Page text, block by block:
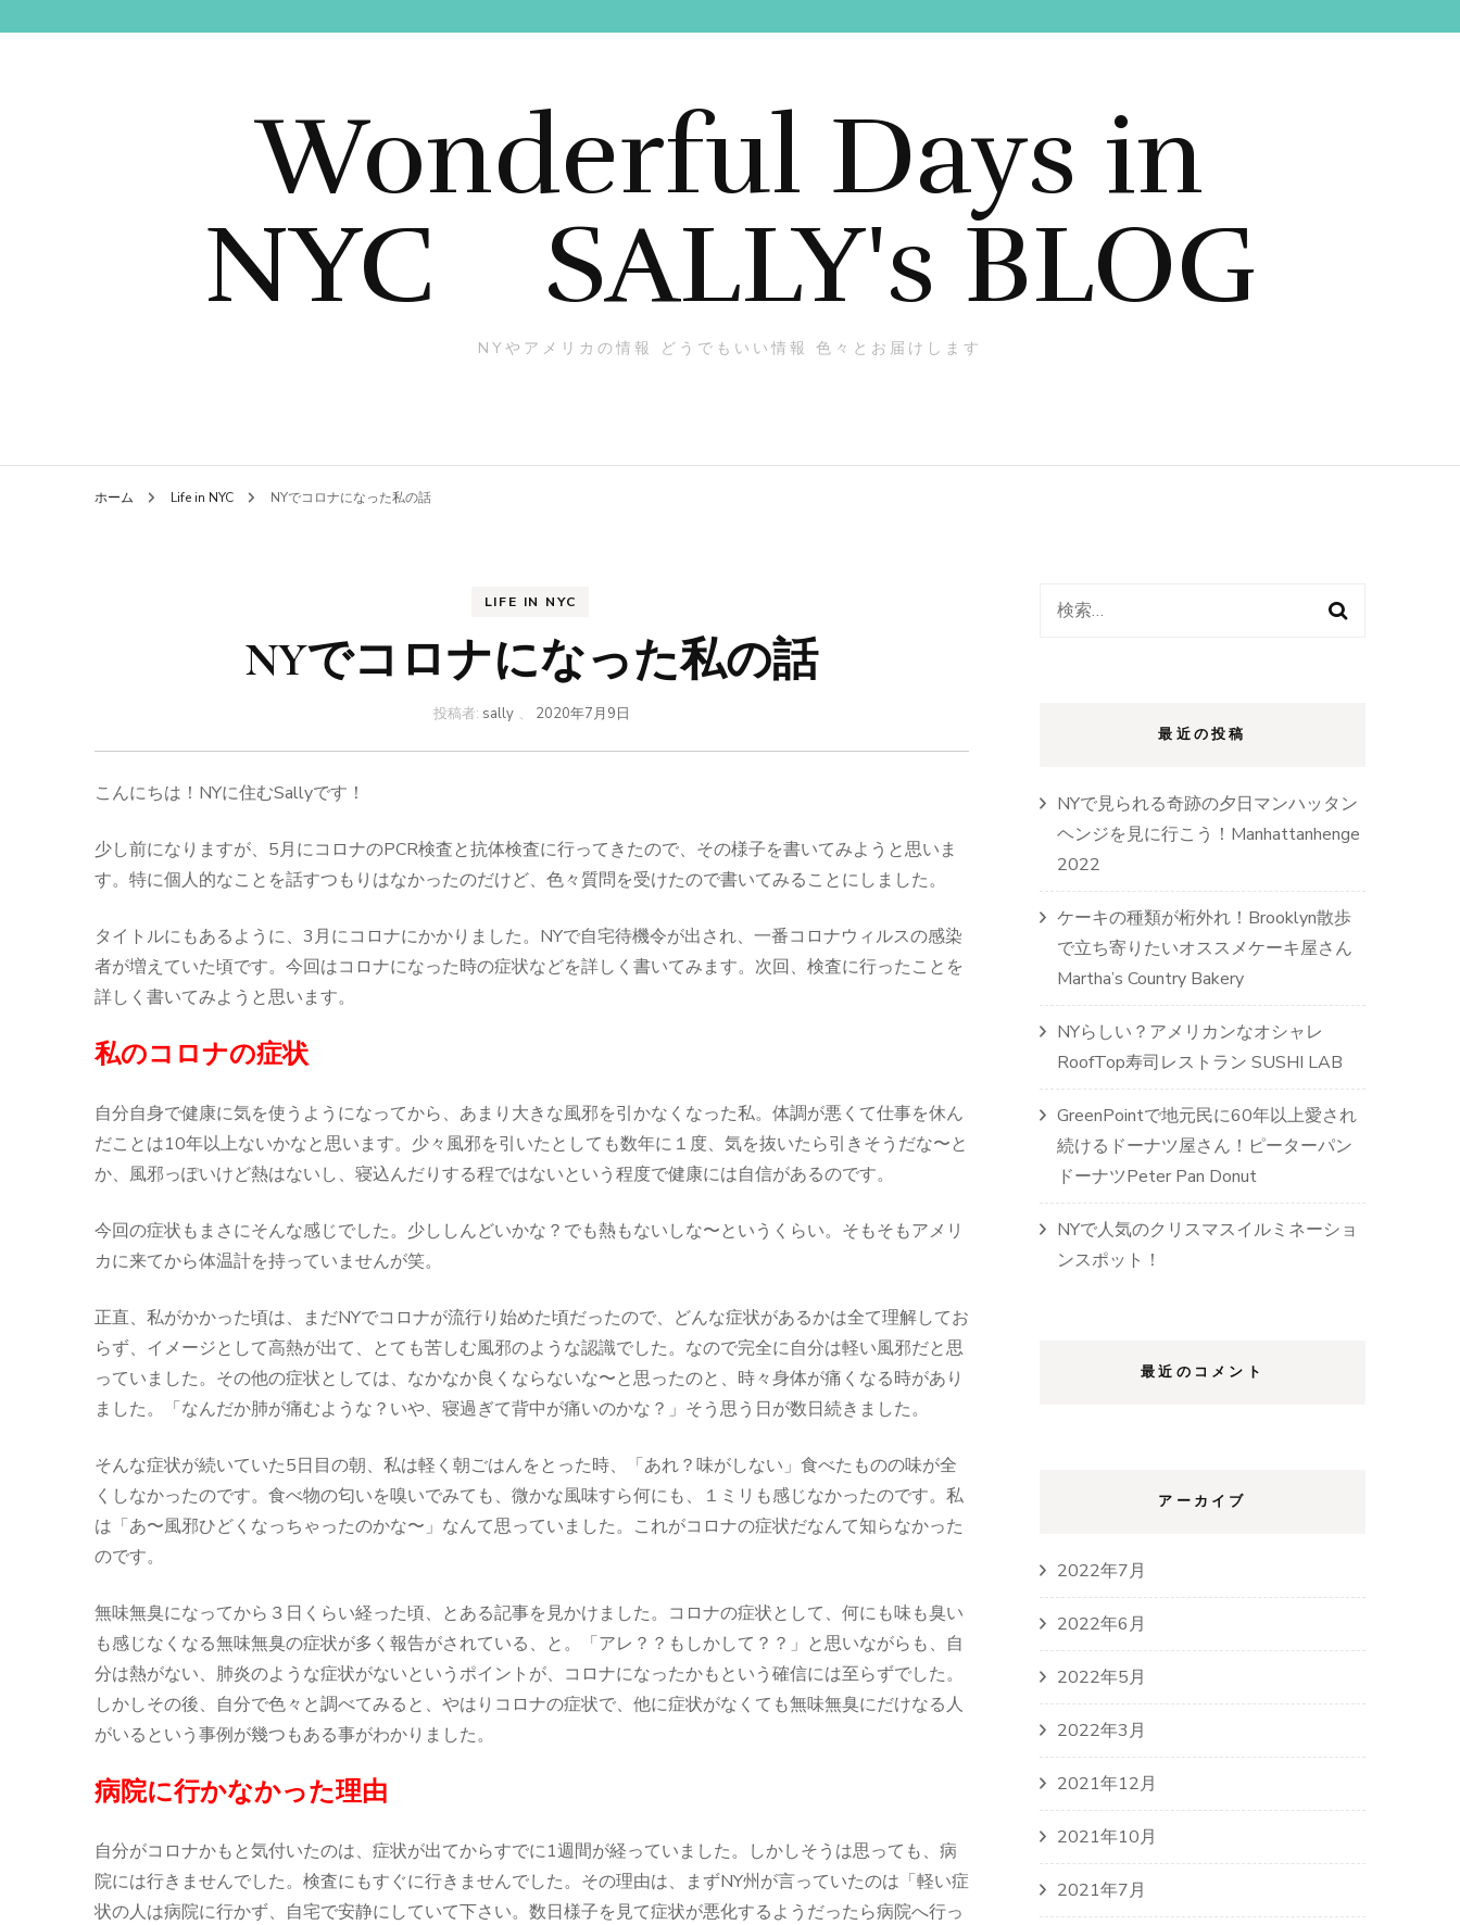
Wonderful Days in
NYC SALLY's BLOG
NYやアメリカの情報 どうでもいい情報 色々とお届けします
ホーム Life in NYC NYでコロナになった私の話
LIFE IN NYC
NYでコロナになった私の話
投稿者: sally 、 2020年7月9日
こんにちは！NYに住むSallyです！
少し前になりますが、5月にコロナのPCR検査と抗体検査に行ってきたので、その様子を書いてみようと思いま
す。特に個人的なことを話すつもりはなかったのだけど、色々質問を受けたので書いてみることにしました。
タイトルにもあるように、3月にコロナにかかりました。NYで自宅待機令が出され、一番コロナウィルスの感染
者が増えていた頃です。今回はコロナになった時の症状などを詳しく書いてみます。次回、検査に行ったことを
詳しく書いてみようと思います。
私のコロナの症状
自分自身で健康に気を使うようになってから、あまり大きな風邪を引かなくなった私。体調が悪くて仕事を休ん
だことは10年以上ないかなと思います。少々風邪を引いたとしても数年に１度、気を抜いたら引きそうだな〜と
か、風邪っぽいけど熱はないし、寝込んだりする程ではないという程度で健康には自信があるのです。
今回の症状もまさにそんな感じでした。少ししんどいかな？でも熱もないしな〜というくらい。そもそもアメリ
カに来てから体温計を持っていませんが笑。
正直、私がかかった頃は、まだNYでコロナが流行り始めた頃だったので、どんな症状があるかは全て理解してお
らず、イメージとして高熱が出て、とても苦しむ風邪のような認識でした。なので完全に自分は軽い風邪だと思
っていました。その他の症状としては、なかなか良くならないな〜と思ったのと、時々身体が痛くなる時があり
ました。「なんだか肺が痛むような？いや、寝過ぎて背中が痛いのかな？」そう思う日が数日続きました。
そんな症状が続いていた5日目の朝、私は軽く朝ごはんをとった時、「あれ？味がしない」食べたものの味が全
くしなかったのです。食べ物の匂いを嗅いでみても、微かな風味すら何にも、１ミリも感じなかったのです。私
は「あ〜風邪ひどくなっちゃったのかな〜」なんて思っていました。これがコロナの症状だなんて知らなかった
のです。
無味無臭になってから３日くらい経った頃、とある記事を見かけました。コロナの症状として、何にも味も臭い
も感じなくなる無味無臭の症状が多く報告がされている、と。「アレ？？もしかして？？」と思いながらも、自
分は熱がない、肺炎のような症状がないというポイントが、コロナになったかもという確信には至らずでした。
しかしその後、自分で色々と調べてみると、やはりコロナの症状で、他に症状がなくても無味無臭にだけなる人
がいるという事例が幾つもある事がわかりました。
病院に行かなかった理由
自分がコロナかもと気付いたのは、症状が出てからすでに1週間が経っていました。しかしそうは思っても、病
院には行きませんでした。検査にもすぐに行きませんでした。その理由は、まずNY州が言っていたのは「軽い症
状の人は病院に行かず、自宅で安静にしていて下さい。数日様子を見て症状が悪化するようだったら病院へ行っ
検
最近の投稿
NYで見られる奇跡の夕日マンハッタン
ヘンジを見に行こう！Manhattanhenge
2022
ケーキの種類が桁外れ！Brooklyn散歩
で立ち寄りたいオススメケーキ屋さん
Martha’s Country Bakery
NYらしい？アメリカンなオシャレ
RoofTop寿司レストラン SUSHI LAB
GreenPointで地元民に60年以上愛され
続けるドーナツ屋さん！ピーターパン
ドーナツPeter Pan Donut
NYで人気のクリスマスイルミネーショ
ンスポット！
最近のコメント
アーカイブ
2022年7月
2022年6月
2022年5月
2022年3月
2021年12月
2021年10月
2021年7月